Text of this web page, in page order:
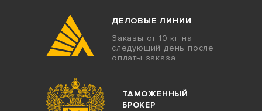
ДЕЛОВЫЕ ЛИНИИ
Заказы от 10 кг на
следующий день после
оплаты заказа.
ТАМОЖЕННЫЙ
БРОКЕР